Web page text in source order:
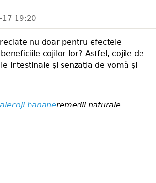
17 19:20
nu doar pentru efectele
cojilor lor? Astfel, cojile de
intestinale şi senzaţia de vomă şi
coji bananeremedii naturale
si bananelor!